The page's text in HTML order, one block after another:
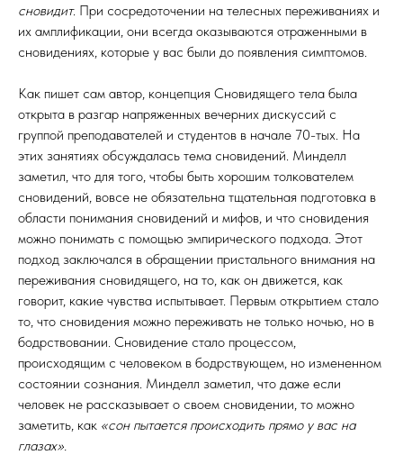
сновидит. При сосредоточении на телесных переживаниях и
их амплификации, они всегда оказываются отраженными в
сновидениях, которые у вас были до появления симптомов.
Как пишет сам автор, концепция Сновидящего тела была
открыта в разгар напряженных вечерних дискуссий с
группой преподавателей и студентов в начале 70-тых. На
этих занятиях обсуждалась тема сновидений. Минделл
заметил, что для того, чтобы быть хорошим толкователем
сновидений, вовсе не обязательна тщательная подготовка в
области понимания сновидений и мифов, и что сновидения
можно понимать с помощью эмпирического подхода. Этот
подход заключался в обращении пристального внимания на
переживания сновидящего, на то, как он движется, как
говорит, какие чувства испытывает. Первым открытием стало
то, что сновидения можно переживать не только ночью, но в
бодрствовании. Сновидение стало процессом,
происходящим с человеком в бодрствующем, но измененном
состоянии сознания. Минделл заметил, что даже если
человек не рассказывает о своем сновидении, то можно
заметить, как «сон пытается происходить прямо у вас на
глазах».